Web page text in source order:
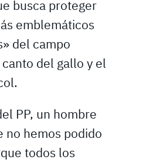
busca proteger
emblemáticos
del campo
del gallo y el
PP, un hombre
no hemos podido
todos los